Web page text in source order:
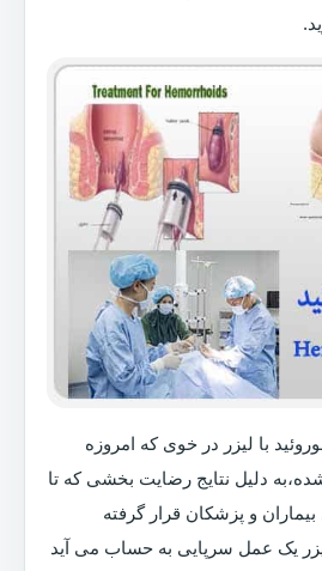
با لیزر در خوی که امروزه
دلیل نتایج رضایت بخشی که تا
و پزشکان قرار گرفته
یک عمل سرپایی به حساب می آید